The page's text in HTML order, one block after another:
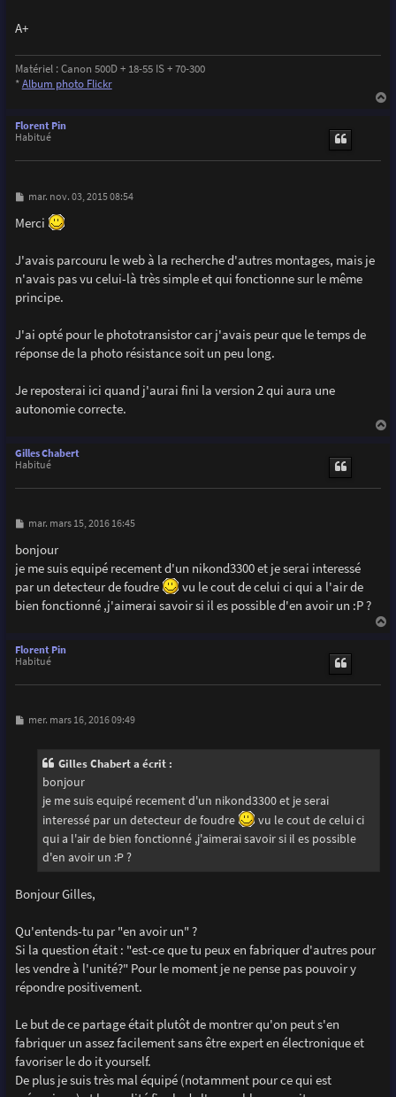
  digitalWrite(blinkerPIN,LOW);
MsTimer2::set(2000, flash);        //ISR flash
MsTimer2::start();                 //Enable Timer2
void loop() {
    digitalWrite(SatLedPIN,1);}
  else{
    digitalWrite(SatLedPIN,0);}
if(sensorValue-prevSensorValue>3){
digitalWrite(SatLedPIN,1);
digitalWrite(triggerPIN,HIGH);
    delay(300);
    digitalWrite(triggerPIN,LOW);
  }
void flash(){
if(blinker){
    MsTimer2::set(20, flash);
  }
  else{
    MsTimer2::set(2000, flash);
    MsTimer2::start();
  }
}
A+
Matériel : Canon 500D + 18-55 IS + 70-300
*Album photo Flickr
Florent Pin
Habitué
M
s
s
e
mar. nov. 03, 2015 08:54
Merci
J'avais parcouru le web à la recherche d'autres montages, mais je
n'avais pas vu celui-là très simple et qui fonctionne sur le même
principe.
J'ai opté pour le phototransistor car j'avais peur que le temps de
réponse de la photo résistance soit un peu long.
Je reposterai ici quand j'aurai fini la version 2 qui aura une
autonomie correcte.
Gilles Chabert
Habitué
M
s
s
a
e
mar. mars 15, 2016 16:45
bonjour
je me suis equipé recement d'un nikond3300 et je serai interessé
par un detecteur de foudre
vu le cout de celui ci qui a l'air de
bien fonctionné ,j'aimerai savoir si il es possible d'en avoir un :P ?
Florent Pin
Habitué
M
mer. mars 16, 2016 09:49
Gilles Chabert a écrit :
bonjour
je me suis equipé recement d'un nikond3300 et je serai
interessé par un detecteur de foudre
vu le cout de celui ci
qui a l'air de bien fonctionné ,j'aimerai savoir si il es possible
d'en avoir un :P ?
Bonjour Gilles,
Qu'entends-tu par "en avoir un" ?
Si la question était : "est-ce que tu peux en fabriquer d'autres pour
les vendre à l'unité?" Pour le moment je ne pense pas pouvoir y
répondre positivement.
Le but de ce partage était plutôt de montrer qu'on peut s'en
fabriquer un assez facilement sans être expert en électronique et
favoriser le do it yourself.
De plus je suis très mal équipé (notamment pour ce qui est